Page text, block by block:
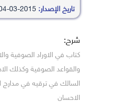
تاريخ الإصدار:
شرح:
كتاب في الاوراد الصوفية
والقواعد الصوفية وكذلك
السالك في ترقيه في
الاحسان